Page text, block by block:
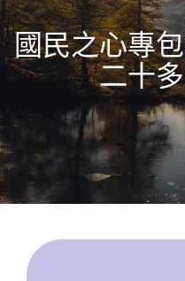
國民之心專
二十